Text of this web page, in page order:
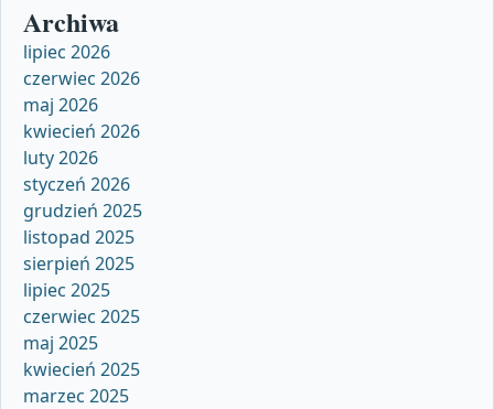
Archiwa
lipiec 2026
czerwiec 2026
maj 2026
kwiecień 2026
luty 2026
styczeń 2026
grudzień 2025
listopad 2025
sierpień 2025
lipiec 2025
czerwiec 2025
maj 2025
kwiecień 2025
marzec 2025